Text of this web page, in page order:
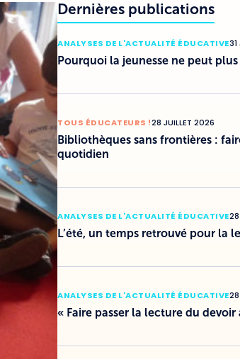
Dernières publications
ANALYSES DE L'ACTUALITÉ ÉDUCATIVE31
Pourquoi la jeunesse ne peut
TOUS ÉDUCATEURS !28 JUILLET 2026
Bibliothèques sans frontières :
quotidien
ANALYSES DE L'ACTUALITÉ ÉDUCATIVE
L’été, un temps retrouvé pour la
ANALYSES DE L'ACTUALITÉ ÉDUCATIVE
« Faire passer la lecture du devoir